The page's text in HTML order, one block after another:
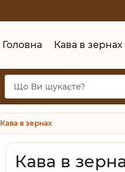
Головна Кава в зернах
Кава в зернах
Кава в